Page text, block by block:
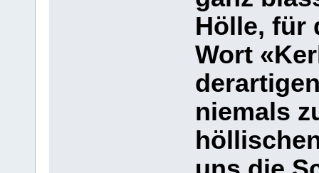
Hölle, für
Wort
niemals